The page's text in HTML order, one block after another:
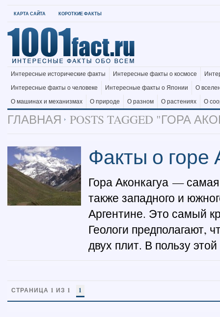
КАРТА САЙТА КОРОТКИЕ ФАКТЫ
Интересные исторические факты Интересные факты о космосе
Интересные факты о человеке
Интересные факты о Японии
О
О машинах и механизмах
О природе О разном О растениях О
ГЛАВНАЯ POSTS TAGGED "ГОРА
Факты о горе
Гора Аконкагуа —
также западного и
Аргентине. Это самый
Геологи предполагают,
двух плит. В пользу
СТРАНИЦА 1 ИЗ 1 1